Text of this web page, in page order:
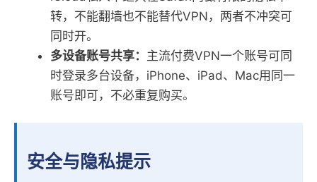
转，不能翻墙也不能替代VPN，两者不冲突可
同时开。
多设备账号共享： 主流付费VPN一个账号可同
时登录多台设备，iPhone、iPad、Mac用同一
账号即可，不必重复购买。
安全与隐私提示